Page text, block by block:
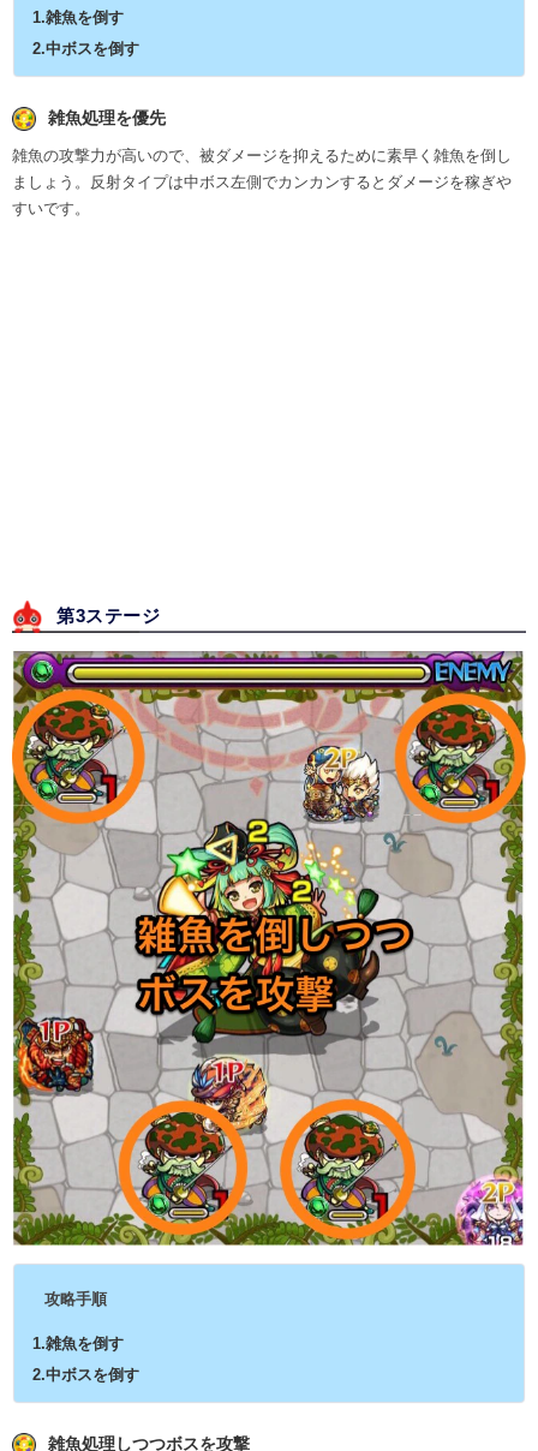
1.雑魚を倒す
2.中ボスを倒す
雑魚処理を優先
雑魚の攻撃力が高いので、被ダメージを抑えるために素早く雑魚を倒し
ましょう。反射タイプは中ボス左側でカンカンするとダメージを稼ぎや
すいです。
第3ステージ
攻略手順
1.雑魚を倒す
2.中ボスを倒す
雑魚処理しつつボスを攻撃